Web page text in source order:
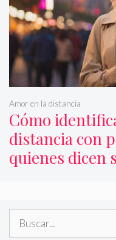
Cómo
distancia con
quienes dicen
Amor en la distancia
Buscar: